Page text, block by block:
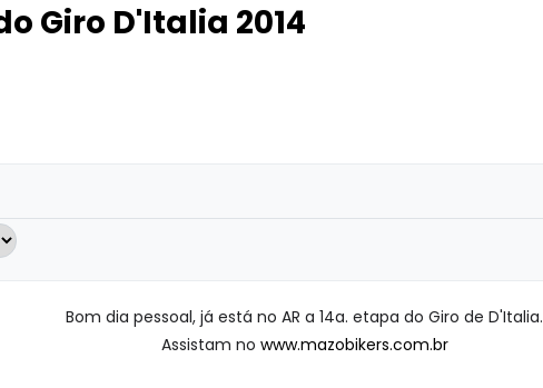
Giro D'Italia 2014
Bom dia pessoal, já está no AR a 14a. etapa do Giro de D'Italia.
Assistam no www.mazobikers.com.br